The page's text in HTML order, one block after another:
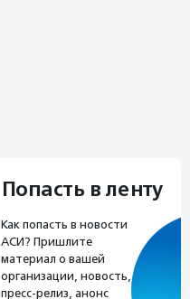
Попасть в ленту
Как попасть в новости
АСИ? Пришлите
материал о вашей
организации, новость,
пресс-релиз, анонс